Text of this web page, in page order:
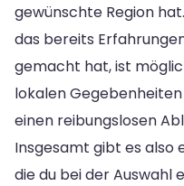
gewünschte Region
das bereits
gemacht hat, ist
lokalen
einen reibungslosen
Insgesamt gibt es also
die du bei der Auswahl